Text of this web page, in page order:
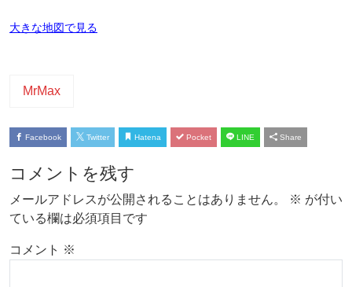
大きな地図で見る
MrMax
Facebook Twitter Hatena Pocket LINE Share
コメントを残す
メールアドレスが公開されることはありません。 ※ が付い
ている欄は必須項目です
コメント ※